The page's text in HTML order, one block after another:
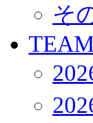
サステナ
Web制作
応援プロ
そ